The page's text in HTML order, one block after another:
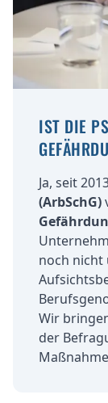
IST DIE
Ja, seit
(ArbSchG)
noch nicht
Wir
der